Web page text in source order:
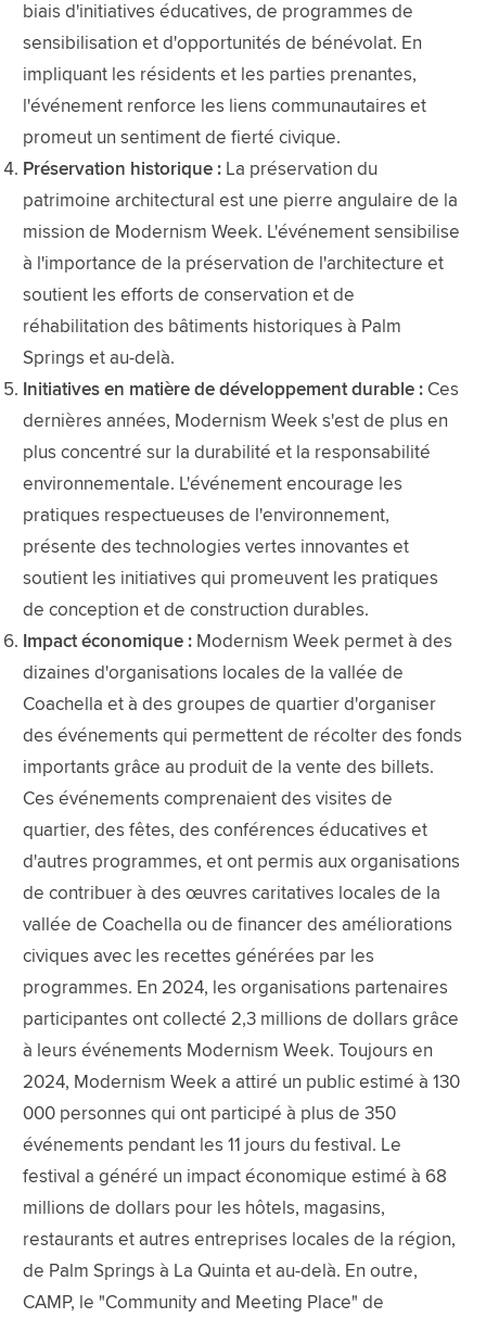
biais d'initiatives éducatives, de programmes de
sensibilisation et d'opportunités de bénévolat. En
impliquant les résidents et les parties prenantes,
l'événement renforce les liens communautaires et
promeut un sentiment de fierté civique.
Préservation historique : La préservation du
patrimoine architectural est une pierre angulaire de la
mission de Modernism Week. L'événement sensibilise
à l'importance de la préservation de l'architecture et
soutient les efforts de conservation et de
réhabilitation des bâtiments historiques à Palm
Springs et au-delà.
Initiatives en matière de développement durable : Ces
dernières années, Modernism Week s'est de plus en
plus concentré sur la durabilité et la responsabilité
environnementale. L'événement encourage les
pratiques respectueuses de l'environnement,
présente des technologies vertes innovantes et
soutient les initiatives qui promeuvent les pratiques
de conception et de construction durables.
Impact économique : Modernism Week permet à des
dizaines d'organisations locales de la vallée de
Coachella et à des groupes de quartier d'organiser
des événements qui permettent de récolter des fonds
importants grâce au produit de la vente des billets.
Ces événements comprenaient des visites de
quartier, des fêtes, des conférences éducatives et
d'autres programmes, et ont permis aux organisations
de contribuer à des œuvres caritatives locales de la
vallée de Coachella ou de financer des améliorations
civiques avec les recettes générées par les
programmes. En 2024, les organisations partenaires
participantes ont collecté 2,3 millions de dollars grâce
à leurs événements Modernism Week. Toujours en
2024, Modernism Week a attiré un public estimé à 130
000 personnes qui ont participé à plus de 350
événements pendant les 11 jours du festival. Le
festival a généré un impact économique estimé à 68
millions de dollars pour les hôtels, magasins,
restaurants et autres entreprises locales de la région,
de Palm Springs à La Quinta et au-delà. En outre,
CAMP, le "Community and Meeting Place" de